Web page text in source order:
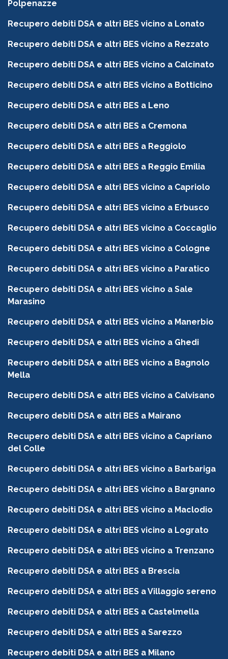
Polpenazze
Recupero debiti DSA e altri BES vicino a Lonato
Recupero debiti DSA e altri BES vicino a Rezzato
Recupero debiti DSA e altri BES vicino a Calcinato
Recupero debiti DSA e altri BES vicino a Botticino
Recupero debiti DSA e altri BES a Leno
Recupero debiti DSA e altri BES a Cremona
Recupero debiti DSA e altri BES a Reggiolo
Recupero debiti DSA e altri BES a Reggio Emilia
Recupero debiti DSA e altri BES vicino a Capriolo
Recupero debiti DSA e altri BES vicino a Erbusco
Recupero debiti DSA e altri BES vicino a Coccaglio
Recupero debiti DSA e altri BES vicino a Cologne
Recupero debiti DSA e altri BES vicino a Paratico
Recupero debiti DSA e altri BES vicino a Sale
Marasino
Recupero debiti DSA e altri BES vicino a Manerbio
Recupero debiti DSA e altri BES vicino a Ghedi
Recupero debiti DSA e altri BES vicino a Bagnolo
Mella
Recupero debiti DSA e altri BES vicino a Calvisano
Recupero debiti DSA e altri BES a Mairano
Recupero debiti DSA e altri BES vicino a Capriano
del Colle
Recupero debiti DSA e altri BES vicino a Barbariga
Recupero debiti DSA e altri BES vicino a Bargnano
Recupero debiti DSA e altri BES vicino a Maclodio
Recupero debiti DSA e altri BES vicino a Lograto
Recupero debiti DSA e altri BES vicino a Trenzano
Recupero debiti DSA e altri BES a Brescia
Recupero debiti DSA e altri BES a Villaggio sereno
Recupero debiti DSA e altri BES a Castelmella
Recupero debiti DSA e altri BES a Sarezzo
Recupero debiti DSA e altri BES a Milano